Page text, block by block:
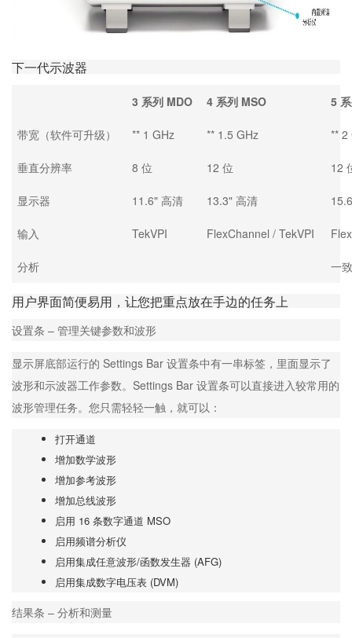
下一代示波器
3 系列 MDO 4 系列 MSO 5
带宽（软件可升级） ** 1 GHz ** 1.5 GHz ** 2
垂直分辨率 8 位 12 位 12
显示器 11.6" 高清 13.3" 高清
输入 TekVPI FlexChannel / TekVPI
分析 一
用户界面简便易用，让您把重点放在手边的任务上
设置条 – 管理关键参数和波形
显示屏底部运行的 Settings Bar 设置条中有一串标签，里面显示了
波形和示波器工作参数。Settings Bar 设置条可以直接进入较常用的
波形管理任务。您只需轻轻一触，就可以：
打开通道
增加数学波形
增加参考波形
增加总线波形
启用 16 条数字通道 MSO
启用频谱分析仪
启用集成任意波形/函数发生器 (AFG)
启用集成数字电压表 (DVM)
结果条 – 分析和测量